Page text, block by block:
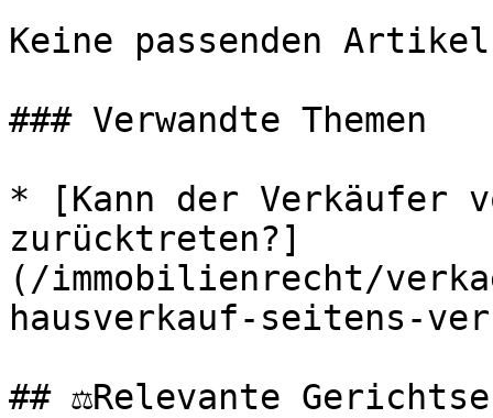
Keine passenden
### Verwandte Themen
* [Kann der Verkäufer
zurücktreten?]
(/immobilienrecht/
hausverkauf-seitens-
## ⚖️Relevante